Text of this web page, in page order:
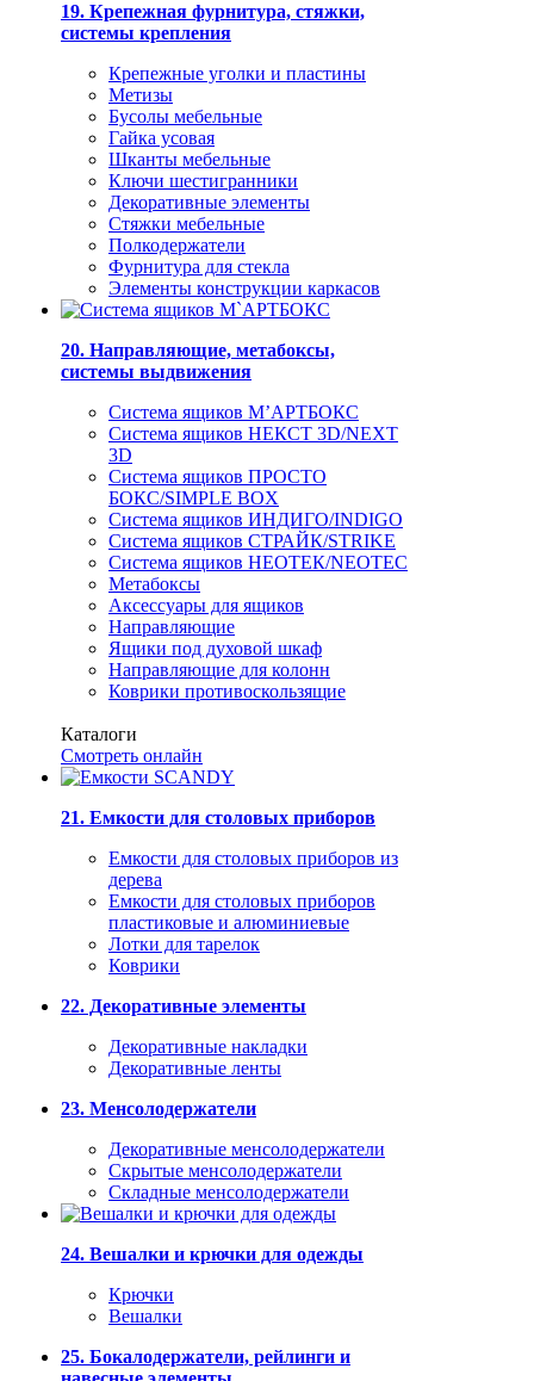
19. Крепежная фурнитура, стяжки,
системы крепления
Крепежные уголки и пластины
Метизы
Бусолы мебельные
Гайка усовая
Шканты мебельные
Ключи шестигранники
Декоративные элементы
Стяжки мебельные
Полкодержатели
Фурнитура для стекла
Элементы конструкции каркасов
20. Направляющие, метабоксы,
системы выдвижения
Система ящиков М’АРТБОКС
Система ящиков НЕКСТ 3D/NEXT
3D
Система ящиков ПРОСТО
БОКС/SIMPLE BOX
Система ящиков ИНДИГО/INDIGO
Система ящиков СТРАЙК/STRIKE
Система ящиков НЕОТЕК/NEOTEC
Метабоксы
Аксессуары для ящиков
Направляющие
Ящики под духовой шкаф
Направляющие для колонн
Коврики противоскользящие
Каталоги
Смотреть онлайн
21. Емкости для столовых приборов
Емкости для столовых приборов из
дерева
Емкости для столовых приборов
пластиковые и алюминиевые
Лотки для тарелок
Коврики
22. Декоративные элементы
Декоративные накладки
Декоративные ленты
23. Менсолодержатели
Декоративные менсолодержатели
Скрытые менсолодержатели
Складные менсолодержатели
24. Вешалки и крючки для одежды
Крючки
Вешалки
25. Бокалодержатели, рейлинги и